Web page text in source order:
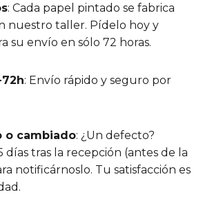
: Cada papel pintado se fabrica
nuestro taller. Pídelo hoy y
su envío en sólo 72 horas.
: Envío rápido y seguro por
o cambiado: ¿Un defecto?
días tras la recepción (antes de la
notificárnoslo. Tu satisfacción es